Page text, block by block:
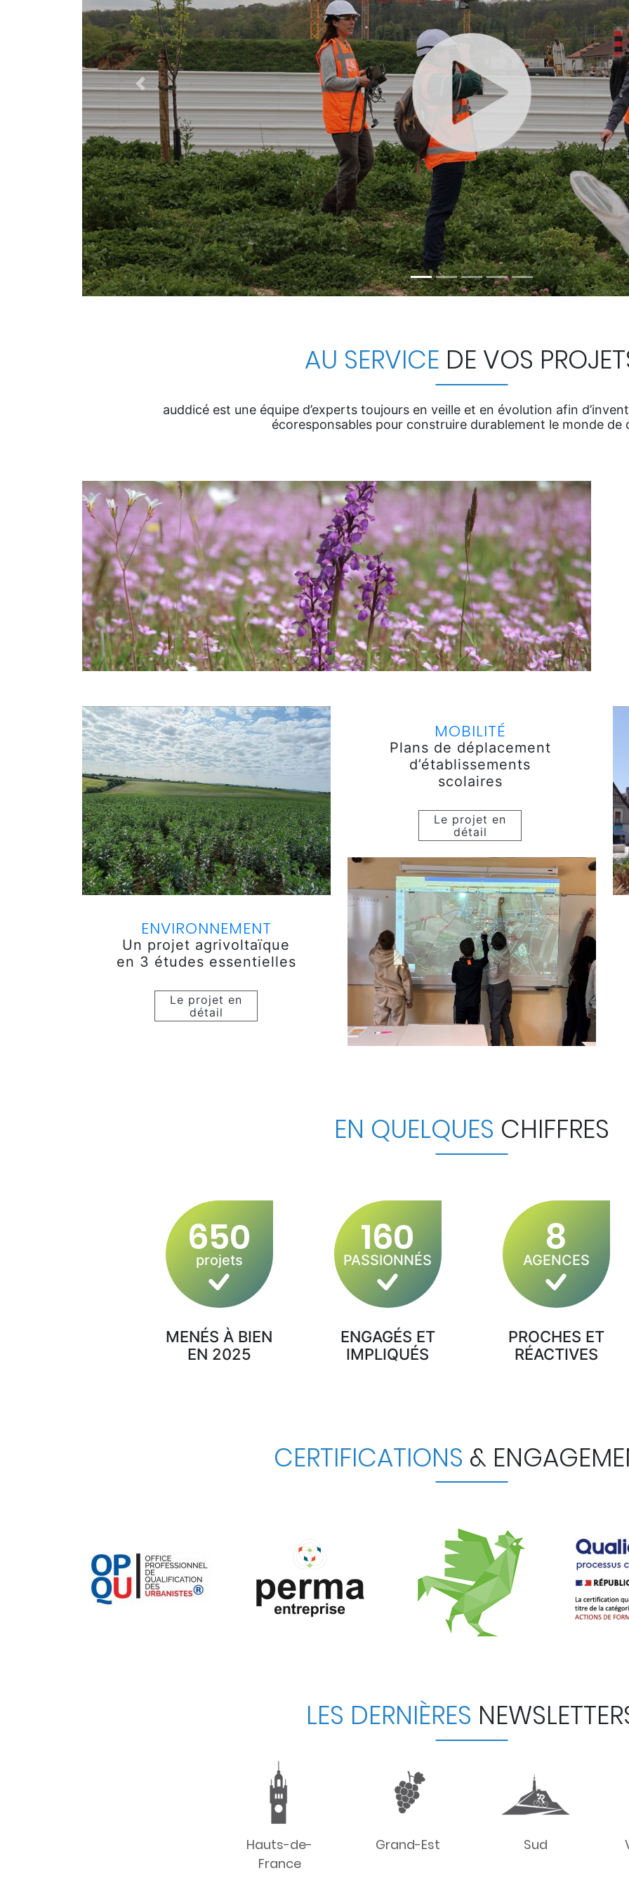
Previous
AU SERVICE DE VOS
auddicé est une équipe d’experts toujours en veille et en évolution afin
écoresponsables pour construire durablement le monde de
ENVIRONNEMENT
Un projet agrivoltaïque
en 3 études essentielles
Le projet en
détail
MOBILITÉ
Plans de déplacement
d’établissements
scolaires
Le projet en
détail
EN QUELQUES CHIFFRES
650
projets
MENÉS À BIEN
EN 2025
160
PASSIONNÉS
ENGAGÉS ET
IMPLIQUÉS
8
AGENCES
PROCHES ET
RÉACTIVES
CERTIFICATIONS &
LES DERNIÈRES
Hauts-de-
France
Grand-Est Sud